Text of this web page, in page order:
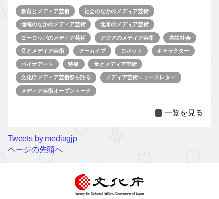
教育とメディア芸術 社会のなかのメディア芸術
地域のなかのメディア芸術 北米のメディア芸術
ヨーロッパのメディア芸術 アジアのメディア芸術 共生社会
音とメディア芸術 アーカイブ ロボット キャラクター
バイオアート 特撮 食とメディア芸術
文化庁メディア芸術祭を語る メディア芸術ニュースレター
メディア芸術オープントーク
一覧を見る
Tweets by mediagjp
ページの先頭へ